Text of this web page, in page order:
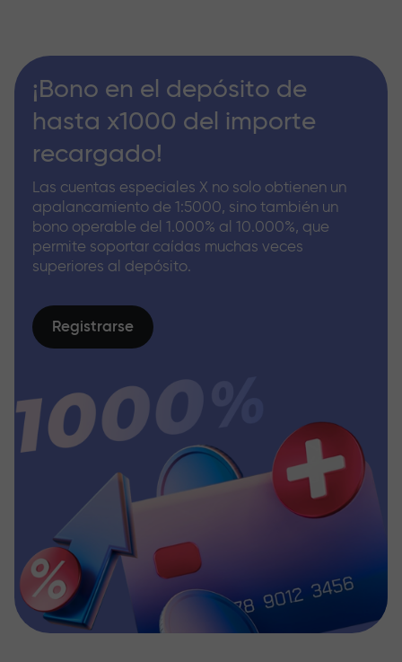
¡Bono en el depósito de
hasta x1000 del importe
recargado!
Las cuentas especiales X no solo obtienen un
apalancamiento de 1:5000, sino también un
bono operable del 1.000% al 10.000%, que
permite soportar caídas muchas veces
superiores al depósito.
Registrarse